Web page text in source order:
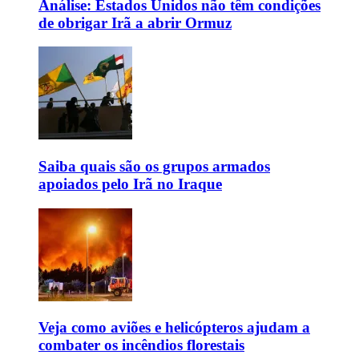
Análise: Estados Unidos não têm condições
de obrigar Irã a abrir Ormuz
Saiba quais são os grupos armados
apoiados pelo Irã no Iraque
Veja como aviões e helicópteros ajudam a
combater os incêndios florestais